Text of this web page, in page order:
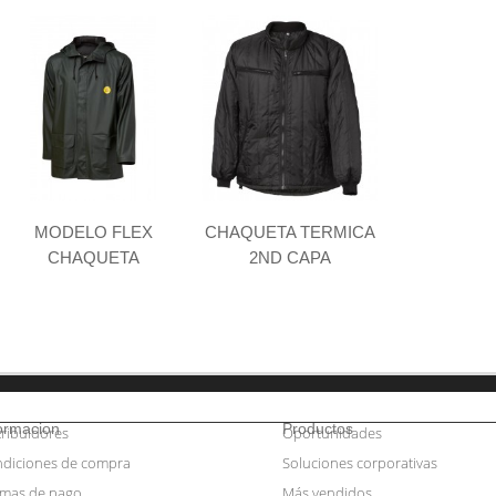
MODELO FLEX
CHAQUETA
CHAQUETA TERMICA
2ND CAPA
de compra
Productos
Oportunidades
Soluciones corporativas